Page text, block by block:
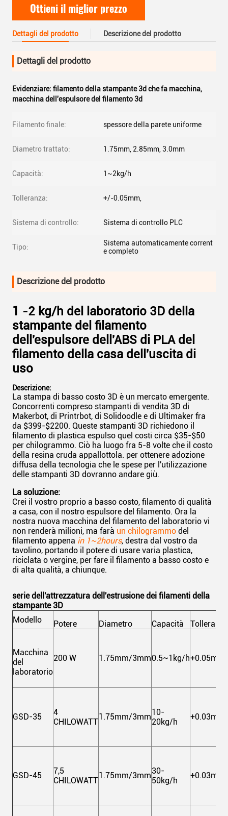
Ottieni il miglior prezzo
Dettagli del prodotto Descrizione del prodotto
Dettagli del prodotto
Evidenziare: filamento della stampante 3d che fa macchina,
macchina dell'espulsore del filamento 3d
Filamento finale: spessore della parete uniforme
Diametro trattato: 1.75mm, 2.85mm, 3.0mm
Capacità: 1~2kg/h
Tolleranza: +/-0.05mm,
Sistema di controllo: Sistema di controllo PLC
Tipo:
Sistema automaticamente corrent
e completo
Descrizione del prodotto
1 -2 kg/h del laboratorio 3D della
stampante del filamento
dell'espulsore dell'ABS di PLA del
filamento della casa dell'uscita di
uso
Descrizione:
La stampa di basso costo 3D è un mercato emergente.
Concorrenti compreso stampanti di vendita 3D di
Makerbot, di Printrbot, di Solidoodle e di Ultimaker fra
da $399-$2200. Queste stampanti 3D richiedono il
filamento di plastica espulso quel costi circa $35-$50
per chilogrammo. Ciò ha luogo fra 5-8 volte che il costo
della resina cruda appallottola. per ottenere adozione
diffusa della tecnologia che le spese per l'utilizzazione
delle stampanti 3D dovranno andare giù.
La soluzione:
Crei il vostro proprio a basso costo, filamento di qualità
a casa, con il nostro espulsore del filamento. Ora la
nostra nuova macchina del filamento del laboratorio vi
non renderà milioni, ma farà un chilogrammo del
filamento appena in 1~2hours, destra dal vostro da
tavolino, portando il potere di usare varia plastica,
riciclata o vergine, per fare il filamento a basso costo e
di alta qualità, a chiunque.
serie dell'attrezzatura dell'estrusione dei filamenti della
stampante 3D
Modello
Potere Diametro Capacità Tolleranza
Macchina
del
laboratorio
200 W 1.75mm/3mm0.5~1kg/h+0.05mm
GSD-35
4
CHILOWATT
1.75mm/3mm10-
20kg/h
+0.03mm
GSD-45
7,5
CHILOWATT
1.75mm/3mm30-
50kg/h
+0.03mm